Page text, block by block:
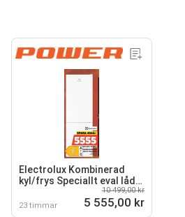
Electrolux Kombinerad
kyl/frys Speciallt eval låda
23 timmar
10 499,00 kr
5 555,00 kr